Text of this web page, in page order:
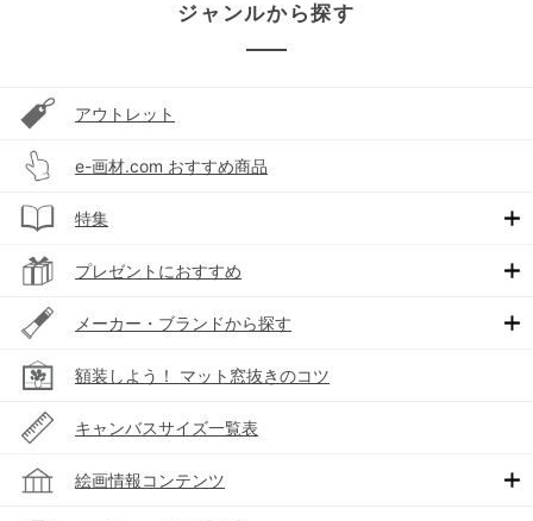
ジャンルから探す
アウトレット
e-画材.com おすすめ商品
特集
プレゼントにおすすめ
メーカー・ブランドから探す
額装しよう！ マット窓抜きのコツ
キャンバスサイズ一覧表
絵画情報コンテンツ